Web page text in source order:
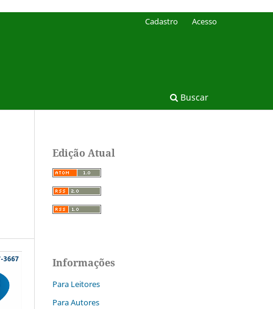
Buscar
Cadastro Acesso
Edição Atual
Informações
Para Leitores
Para Autores